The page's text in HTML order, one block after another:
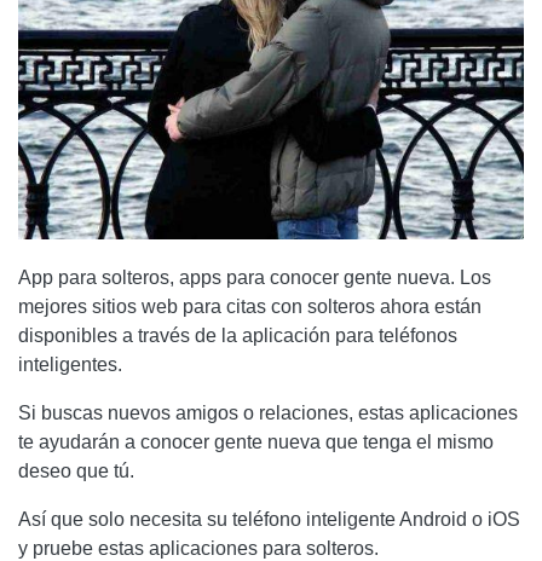
App para solteros, apps para conocer gente nueva. Los
mejores sitios web para citas con solteros ahora están
disponibles a través de la aplicación para teléfonos
inteligentes.
Si buscas nuevos amigos o relaciones, estas aplicaciones
te ayudarán a conocer gente nueva que tenga el mismo
deseo que tú.
Así que solo necesita su teléfono inteligente Android o iOS
y pruebe estas aplicaciones para solteros.